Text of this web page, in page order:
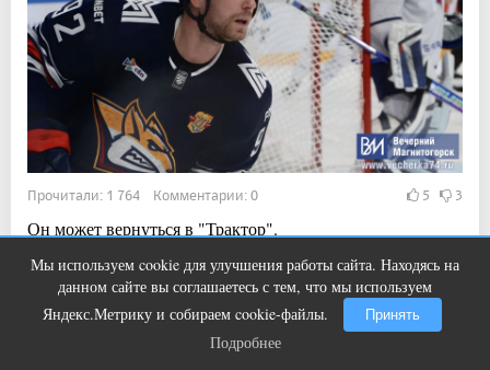
Прочитали: 1 764 Комментарии: 0 5 3
Он может вернуться в "Трактор".
15:20, 3 авг 2026
В сквере Магнитогорска идёт масштабный
Мы используем cookie для улучшения работы сайта. Находясь на
данном сайте вы соглашаетесь с тем, что мы используем
Яндекс.Метрику и собираем cookie-файлы.
Принять
Подробнее
Публичный удар Зеленскому от
Кличко: это настоящий вызов
Подробнее